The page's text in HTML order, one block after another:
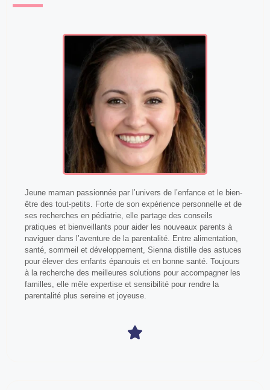
Jeune maman passionnée par l’univers de l’enfance et le bien-
être des tout-petits. Forte de son expérience personnelle et de
ses recherches en pédiatrie, elle partage des conseils
pratiques et bienveillants pour aider les nouveaux parents à
naviguer dans l’aventure de la parentalité. Entre alimentation,
santé, sommeil et développement, Sienna distille des astuces
pour élever des enfants épanouis et en bonne santé. Toujours
à la recherche des meilleures solutions pour accompagner les
familles, elle mêle expertise et sensibilité pour rendre la
parentalité plus sereine et joyeuse.